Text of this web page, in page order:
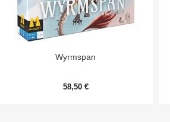
Aperçu rapide
Wyrmspan
58,50 €